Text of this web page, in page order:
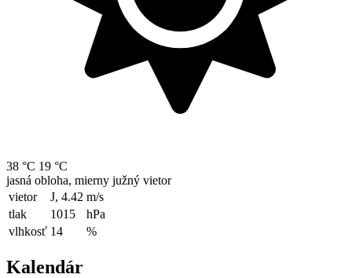
38 °C 19 °C
jasná obloha, mierny južný vietor
vietor
J, 4.42 m/s
tlak
1015
hPa
vlhkosť 14 %
Kalendár